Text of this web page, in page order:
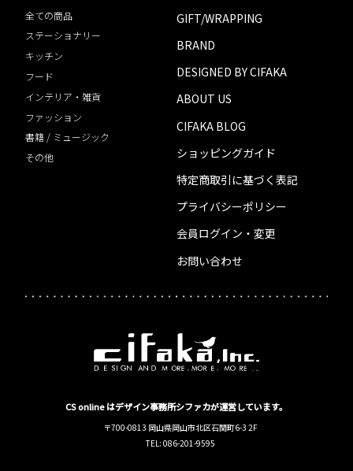
全ての商品
ステーショナリー
キッチン
フード
インテリア・雑貨
ファッション
書籍 / ミュージック
その他
GIFT/WRAPPING
BRAND
DESIGNED BY CIFAKA
ABOUT US
CIFAKA BLOG
ショッピングガイド
特定商取引に基づく表記
プライバシーポリシー
会員ログイン・変更
お問い合わせ
CS online はデザイン事務所シファカが運営しています。
〒700-0813 岡山県岡山市北区石関町6-3 2F
TEL: 086-201-9595